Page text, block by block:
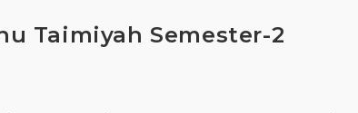
Taimiyah Semester-2